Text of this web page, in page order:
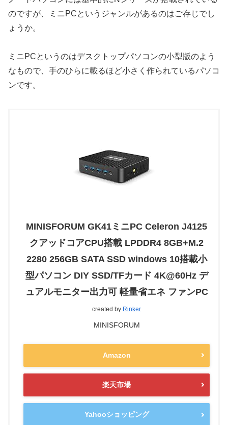
のですが、ミニPCというジャンルがあるのはご存じでし
ょうか。
ミニPCというのはデスクトップパソコンの小型版のよう
なもので、手のひらに載るほど小さく作られているパソコ
ンです。
MINISFORUM GK41ミニPC Celeron J4125
クアッドコアCPU搭載 LPDDR4 8GB+M.2
2280 256GB SATA SSD windows 10搭載小
型パソコン DIY SSD/TFカード 4K@60Hz デ
ュアルモニター出力可 軽量省エネ ファンPC
created by Rinker
MINISFORUM
Amazon
楽天市場
Yahooショッピング